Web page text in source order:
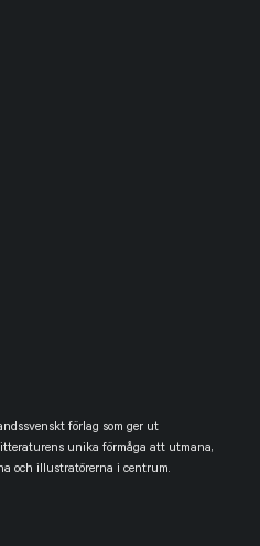
förlag som ger ut
unika förmåga att utmana,
och illustratörerna i centrum.